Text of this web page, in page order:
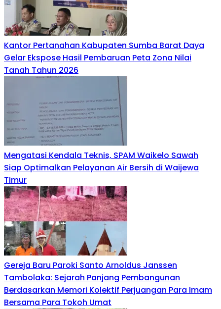
Kantor Pertanahan Kabupaten Sumba Barat Daya
Gelar Ekspose Hasil Pembaruan Peta Zona Nilai
Tanah Tahun 2026
Mengatasi Kendala Teknis, SPAM Waikelo Sawah
Siap Optimalkan Pelayanan Air Bersih di Waijewa
Timur
Gereja Baru Paroki Santo Arnoldus Janssen
Tambolaka: Sejarah Panjang Pembangunan
Berdasarkan Memori Kolektif Perjuangan Para Imam
Bersama Para Tokoh Umat